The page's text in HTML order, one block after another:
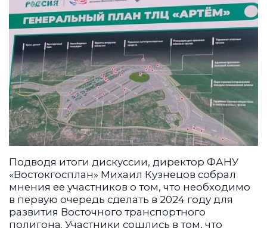
Подводя итоги дискуссии, директор ФАНУ
«Востокгосплан» Михаил Кузнецов собрал
мнения ее участников о том, что необходимо
в первую очередь сделать в 2024 году для
развития Восточного транспортного
полигона. Участники сошлись в том, что